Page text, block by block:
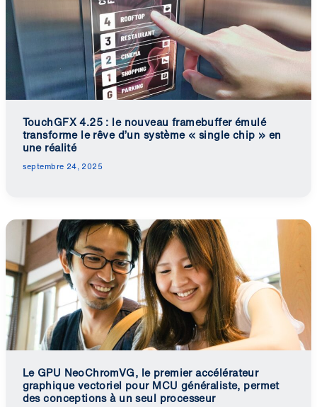
TouchGFX 4.25 : le nouveau framebuffer émulé
transforme le rêve d’un système « single chip » en
une réalité
septembre 24, 2025
Le GPU NeoChromVG, le premier accélérateur
graphique vectoriel pour MCU généraliste, permet
des conceptions à un seul processeur